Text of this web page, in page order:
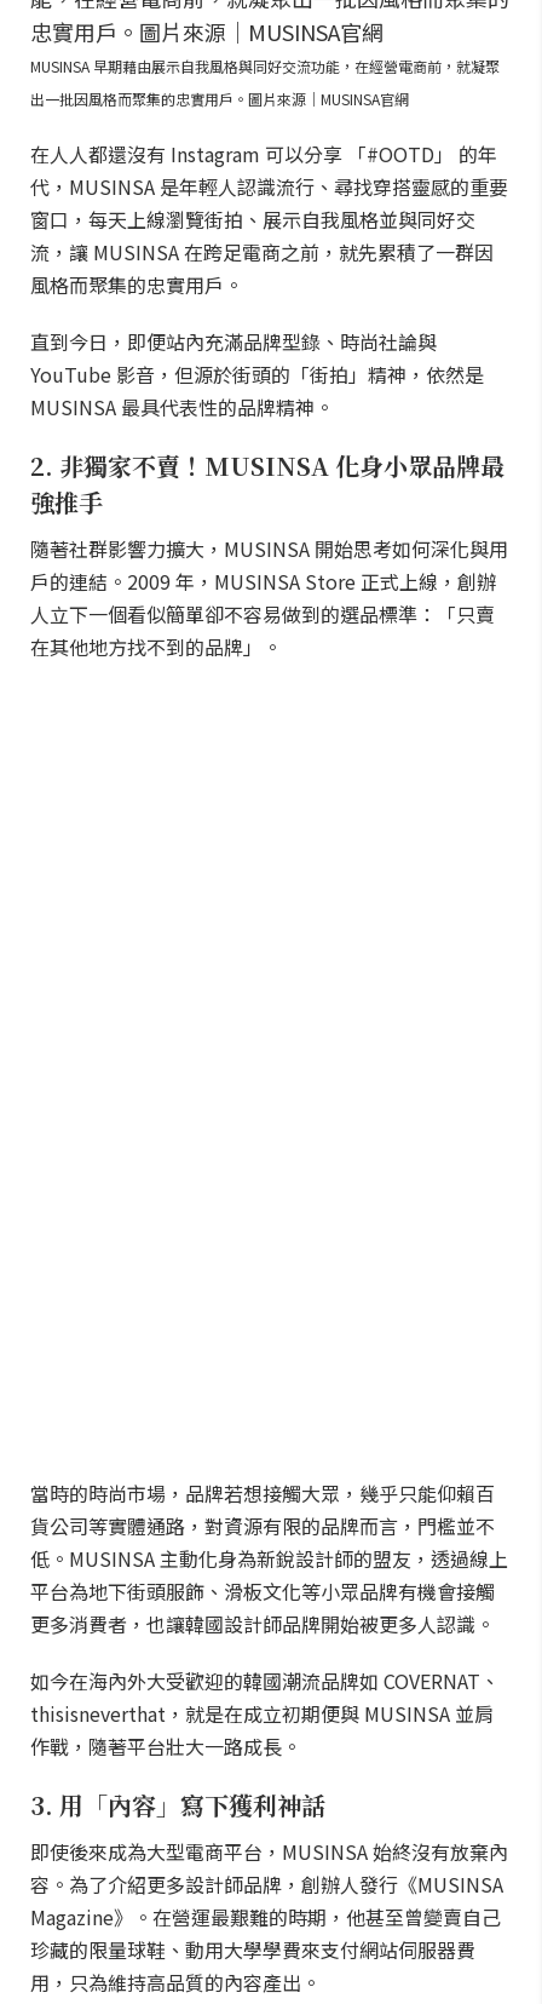
MUSINSA 早期藉由展示自我風格與同好交流功能，在經營電商前，就凝聚
出一批因風格而聚集的忠實用戶。圖片來源｜MUSINSA官網
在人人都還沒有 Instagram 可以分享 「#OOTD」 的年
代，MUSINSA 是年輕人認識流行、尋找穿搭靈感的重要
窗口，每天上線瀏覽街拍、展示自我風格並與同好交
流，讓 MUSINSA 在跨足電商之前，就先累積了一群因
風格而聚集的忠實用戶。
直到今日，即便站內充滿品牌型錄、時尚社論與
YouTube 影音，但源於街頭的「街拍」精神，依然是
MUSINSA 最具代表性的品牌精神。
2. 非獨家不賣！MUSINSA 化身小眾品牌最
強推手
隨著社群影響力擴大，MUSINSA 開始思考如何深化與用
戶的連結。2009 年，MUSINSA Store 正式上線，創辦
人立下一個看似簡單卻不容易做到的選品標準：「只賣
在其他地方找不到的品牌」。
當時的時尚市場，品牌若想接觸大眾，幾乎只能仰賴百
貨公司等實體通路，對資源有限的品牌而言，門檻並不
低。MUSINSA 主動化身為新銳設計師的盟友，透過線上
平台為地下街頭服飾、滑板文化等小眾品牌有機會接觸
更多消費者，也讓韓國設計師品牌開始被更多人認識。
如今在海內外大受歡迎的韓國潮流品牌如 COVERNAT、
thisisneverthat，就是在成立初期便與 MUSINSA 並肩
作戰，隨著平台壯大一路成長。
3. 用「內容」寫下獲利神話
即使後來成為大型電商平台，MUSINSA 始終沒有放棄內
容。為了介紹更多設計師品牌，創辦人發行《MUSINSA
Magazine》。在營運最艱難的時期，他甚至曾變賣自己
珍藏的限量球鞋、動用大學學費來支付網站伺服器費
用，只為維持高品質的內容產出。